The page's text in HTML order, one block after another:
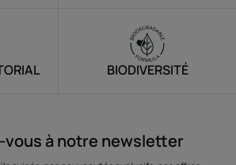
BIODIVERSITÉ
vous à notre newsletter